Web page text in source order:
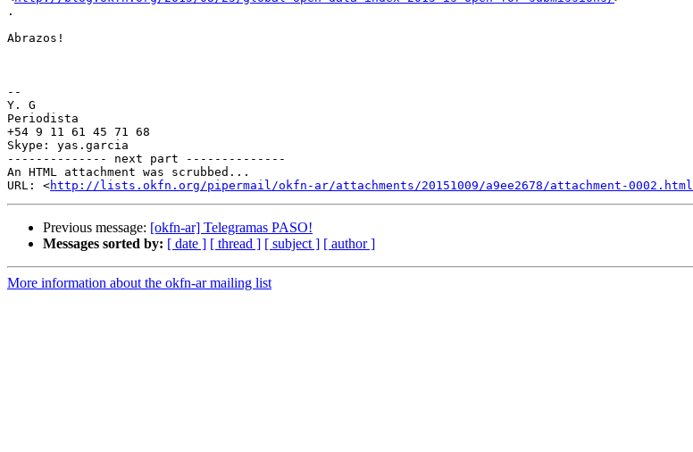
.
Abrazos!
--
Y. G
Periodista
+54 9 11 61 45 71 68
Skype: yas.garcia
-------------- next part --------------
An HTML attachment was scrubbed...
URL: <http://lists.okfn.org/pipermail/okfn-ar/attachments/20151009/a9ee2678/attachment-0002.html
Previous message: [okfn-ar] Telegramas PASO!
Messages sorted by: [ date ] [ thread ] [ subject ] [ author ]
More information about the okfn-ar mailing list